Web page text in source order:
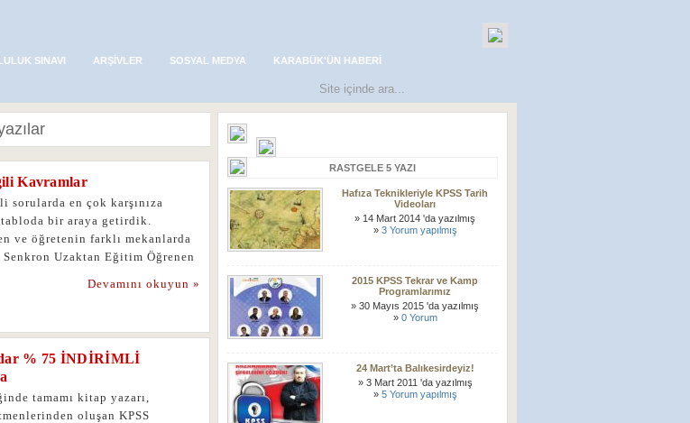
SINAVI ARŞIVLER SOSYAL MEDYA KARABÜK'ÜN HABERI
Kavramlar
en çok karşınıza
tabloda bir araya getirdik.
ve öğretenin farklı mekanlarda
Uzaktan Eğitim Öğrenen
Devamını okuyun »
% 75 İNDİRİMLİ
tamamı kitap yazarı,
oluşan KPSS
RASTGELE 5 YAZI
Hafıza Teknikleriyle KPSS Tarih
Videoları
» 14 Mart 2014 'da yazılmış
» 3 Yorum yapılmış
2015 KPSS Tekrar ve Kamp
Programlarımız
» 30 Mayıs 2015 'da yazılmış
» 0 Yorum
24 Mart’ta Balıkesirdeyiz!
» 3 Mart 2011 'da yazılmış
» 5 Yorum yapılmış